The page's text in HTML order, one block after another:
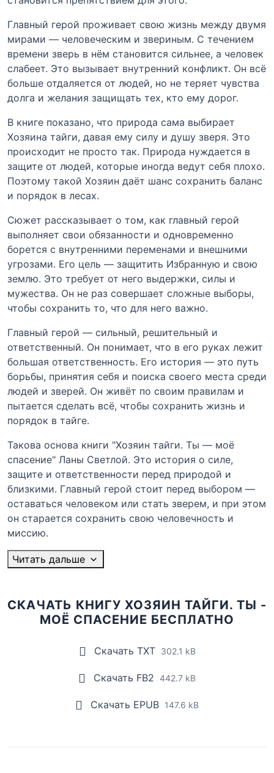
Главный герой проживает свою жизнь между двумя
мирами — человеческим и звериным. С течением
времени зверь в нём становится сильнее, а человек
слабеет. Это вызывает внутренний конфликт. Он всё
больше отдаляется от людей, но не теряет чувства
долга и желания защищать тех, кто ему дорог.
В книге показано, что природа сама выбирает
Хозяина тайги, давая ему силу и душу зверя. Это
происходит не просто так. Природа нуждается в
защите от людей, которые иногда ведут себя плохо.
Поэтому такой Хозяин даёт шанс сохранить баланс
и порядок в лесах.
Сюжет рассказывает о том, как главный герой
выполняет свои обязанности и одновременно
борется с внутренними переменами и внешними
угрозами. Его цель — защитить Избранную и свою
землю. Это требует от него выдержки, силы и
мужества. Он не раз совершает сложные выборы,
чтобы сохранить то, что для него важно.
Главный герой — сильный, решительный и
ответственный. Он понимает, что в его руках лежит
большая ответственность. Его история — это путь
борьбы, принятия себя и поиска своего места среди
людей и зверей. Он живёт по своим правилам и
пытается сделать всё, чтобы сохранить жизнь и
порядок в тайге.
Такова основа книги "Хозяин тайги. Ты — моё
спасение" Ланы Светлой. Это история о силе,
защите и ответственности перед природой и
близкими. Главный герой стоит перед выбором —
оставаться человеком или стать зверем, и при этом
он старается сохранить свою человечность и
миссию.
Читать дальше
СКАЧАТЬ КНИГУ ХОЗЯИН ТАЙГИ. ТЫ -
МОЁ СПАСЕНИЕ БЕСПЛАТНО
Скачать TXT 302.1 kB
Скачать FB2 442.7 kB
Скачать EPUB 147.6 kB